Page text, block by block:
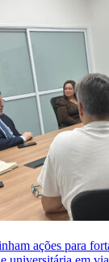
ações para